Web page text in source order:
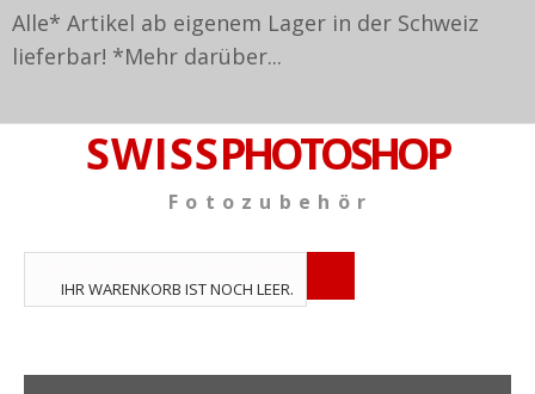
Alle* Artikel ab eigenem Lager in der Schweiz
lieferbar! *Mehr darüber...
S W I S SPHOTOSHOP
F o t o z u b e h ö r
IHR WARENKORB IST NOCH LEER.